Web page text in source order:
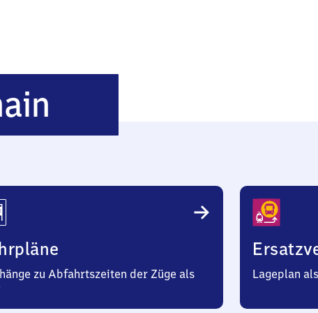
zu Abfahrtszeiten der Züge als
Lageplan